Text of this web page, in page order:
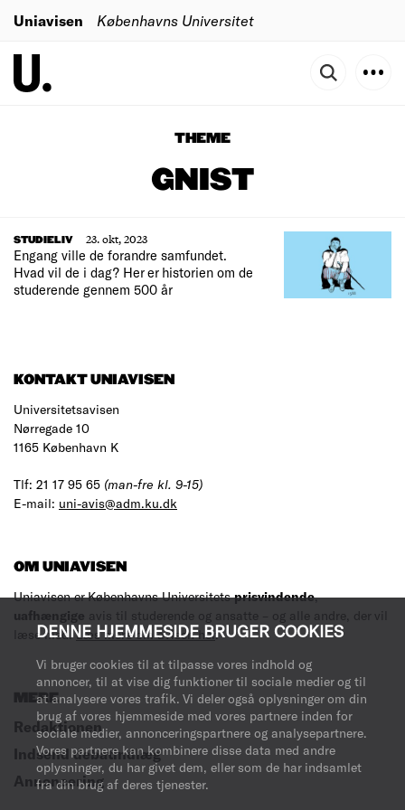
DENNE HJEMMESIDE BRUGER COOKIES
Vi bruger cookies til at tilpasse vores indhold og
annoncer, til at vise dig funktioner til sociale medier og til
at analysere vores trafik. Vi deler også oplysninger om din
brug af vores hjemmeside med vores partnere inden for
sociale medier, annonceringspartnere og analysepartnere.
Vores partnere kan kombinere disse data med andre
oplysninger, du har givet dem, eller som de har indsamlet
fra din brug af deres tjenester.
Uniavisen Københavns Universitet
THEME
GNIST
STUDIELIV
23. okt, 2023
Engang ville de forandre samfundet.
Hvad vil de i dag? Her er historien om de
studerende gennem 500 år
KONTAKT UNIAVISEN
Universitetsavisen
Nørregade 10
1165 København K
Tlf: 21 17 95 65 (man-fre kl. 9-15)
E-mail: uni-avis@adm.ku.dk
OM UNIAVISEN
Uniavisen er Københavns Universitetsprisvindende,
uafhængige avis til studerende og ansatte – og alle andre, der vil
læse med.Læs mere om avisen her.
MERE
Redaktionen
Indsend debatindlæg
Annoncering